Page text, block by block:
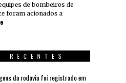
de bombeiros de
foram acionados a
RECENTES
da rodovia foi registrado em